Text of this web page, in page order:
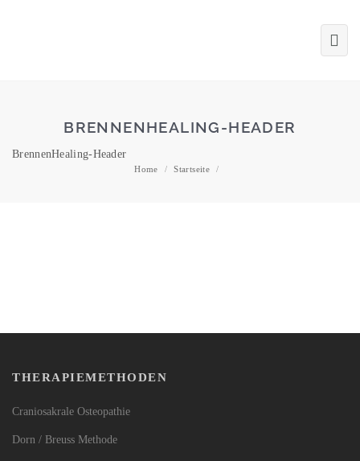
BRENNENHEALING-HEADER
BrennenHealing-Header
Home / Startseite /
THERAPIEMETHODEN
Craniosakrale Osteopathie
Dorn / Breuss Methode